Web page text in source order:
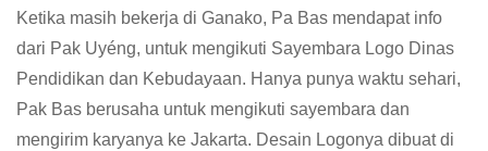
Ketika masih bekerja di Ganako, Pa Bas mendapat info
dari Pak Uyéng, untuk mengikuti Sayembara Logo Dinas
Pendidikan dan Kebudayaan. Hanya punya waktu sehari,
Pak Bas berusaha untuk mengikuti sayembara dan
mengirim karyanya ke Jakarta. Desain Logonya dibuat di